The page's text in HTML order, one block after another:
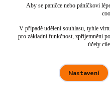
info@jackie-shop.cz
Vytvořeno na
Aby se paničce nebo páníčkovi
V případě udělení souhlasu, tyhle
pro základní funkčnost, zpříjemnění
účely
Nastavení